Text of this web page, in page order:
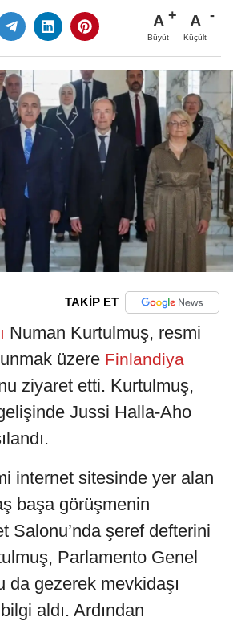
A
Büyüt
A
Küçült
TAKİP ET
Numan Kurtulmuş, resmi
üzere Finlandiya
ziyaret etti. Kurtulmuş,
Jussi Halla-Aho
internet sitesinde yer alan
başa görüşmenin
Salonu’nda şeref defterini
Parlamento Genel
da gezerek mevkidaşı
aldı. Ardından